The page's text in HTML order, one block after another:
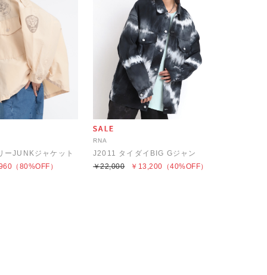
ーJUNKジャケット
（80%OFF）
RNA
J2011 タイダイBIG Gジャン
￥13,200
￥22,000 （40%OFF）